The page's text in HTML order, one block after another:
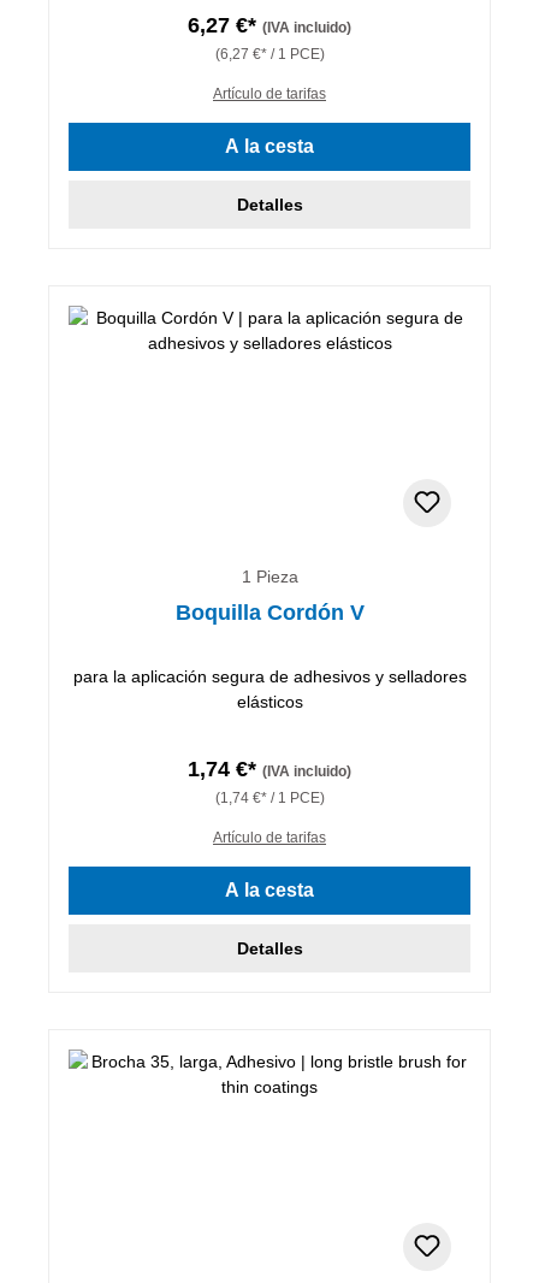
6,27 €* (IVA incluido)
(6,27 €* / 1 PCE)
Artículo de tarifas
A la cesta
Detalles
1 Pieza
Boquilla Cordón V
para la aplicación segura de adhesivos y selladores
elásticos
1,74 €* (IVA incluido)
(1,74 €* / 1 PCE)
Artículo de tarifas
A la cesta
Detalles